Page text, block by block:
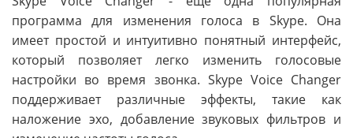
программа для изменения голоса в Skype. Она
имеет простой и интуитивно понятный интерфейс,
который позволяет легко изменить голосовые
настройки во время звонка. Skype Voice Changer
поддерживает различные эффекты, такие как
наложение эхо, добавление звуковых фильтров и